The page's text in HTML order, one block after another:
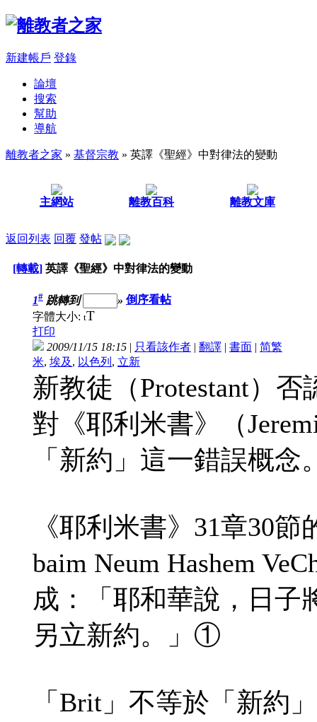
新建帳戶 登錄
論壇
搜索
幫助
導航
離教者之家 » 基督宗教 » 英譯《聖經》中對律法的變動
主網站 離教百科 離教文庫
返回列表 回覆 發帖
[轉載] 英譯《聖經》中對律法的變動
1# 跳轉到 » 倒序看帖
字體大小: tT
打印
2009/11/15 18:15 | 只看該作者 | 翻譯 | 書面 | 简繁
米, 埃及 , 以色列 , 立新
新教徒（Protestant）
對《耶利米書》（
「新約」這一錯誤概念
《耶利米書》31章30
baim Neum Hashem
成：「耶和華說，日子
另立新約。」①
「Brit」不等於「新約